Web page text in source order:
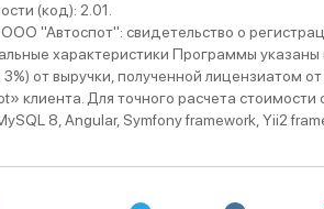
(код): 2.01.
"Автоспот": свидетельство о
характеристики Программы указаны
от выручки, полученной лицензиатом
клиента. Для точного расчета
8, Angular, Symfony framework, Yii2